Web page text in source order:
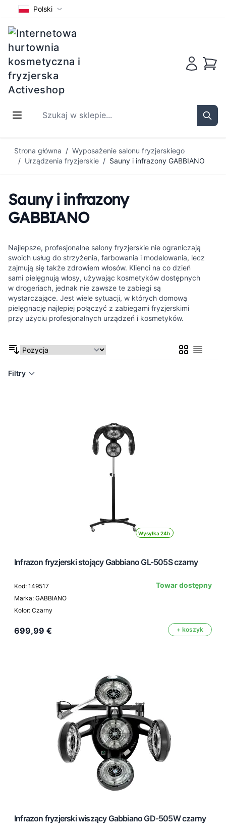
Polski
Szukaj w sklepie...
Strona główna / Wyposażenie salonu fryzjerskiego
/ Urządzenia fryzjerskie / Sauny i infrazony GABBIANO
Sauny i infrazony
GABBIANO
Najlepsze, profesjonalne salony fryzjerskie nie ograniczają
swoich usług do strzyżenia, farbowania i modelowania, lecz
zajmują się także zdrowiem włosów. Klienci na co dzień
sami pielęgnują włosy, używając kosmetyków dostępnych
w drogeriach, jednak nie zawsze te zabiegi są
wystarczające. Jest wiele sytuacji, w których domową
pielęgnację najlepiej połączyć z zabiegami fryzjerskimi
przy użyciu profesjonalnych urządzeń i kosmetyków.
SiatkaLista
Filtry
Wysyłka 24h
Infrazon fryzjerski stojący Gabbiano GL-505S czarny
Kod: 149517
Marka: GABBIANO
Kolor: Czarny
Towar dostępny
699,99 € + koszyk
Infrazon fryzjerski wiszący Gabbiano GD-505W czarny